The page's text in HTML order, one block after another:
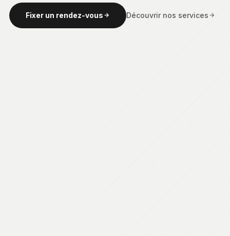
Fixer un rendez-vous Découvrir nos services